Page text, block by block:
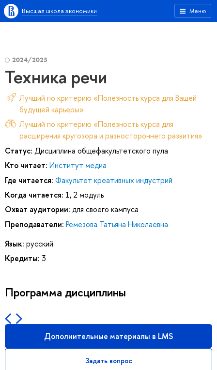
Меню
Высшая школа экономики
2024/2025
Техника речи
Лучший по критерию «Полезность курса для Вашей
будущей карьеры»
Лучший по критерию «Полезность курса для
расширения кругозора и разностороннего развития»
Статус: Дисциплина общефакультетского пула
Кто читает: Институт медиа
Где читается: Факультет креативных индустрий
Когда читается: 1, 2 модуль
Охват аудитории: для своего кампуса
Преподаватели: Ремезова Татьяна Николаевна
Язык: русский
Кредиты: 3
Программа дисциплины
Дополнительные материалы в LMS
Задать вопрос